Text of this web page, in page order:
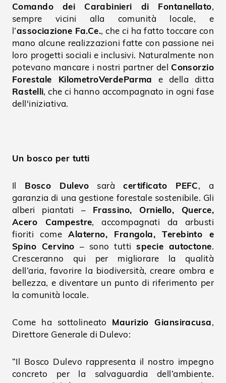
Comando dei Carabinieri di Fontanellato,
sempre vicini alla comunità locale, e
l’associazione Fa.Ce., che ci ha fatto toccare con
mano alcune realizzazioni fatte con passione nei
loro progetti sociali e inclusivi. Naturalmente non
potevano mancare i nostri partner del Consorzio
Forestale KilometroVerdeParma e della ditta
Rastelli, che ci hanno accompagnato in ogni fase
dell'iniziativa.
Un bosco per tutti
Il Bosco Dulevo saràcertificato PEFC, a
garanzia di una gestione forestale sostenibile. Gli
alberi piantati – Frassino, Orniello, Querce,
Acero Campestre, accompagnati da arbusti
fioriti comeAlaterno, Frangola, Terebinto e
Spino Cervino – sono tuttispecie autoctone.
Cresceranno qui per migliorare la qualità
dell’aria, favorire la biodiversità, creare ombra e
bellezza, e diventare un punto di riferimento per
la comunità locale.
Come ha sottolineato Maurizio Giansiracusa,
Direttore Generale di Dulevo:
“Il Bosco Dulevo rappresenta il nostro impegno
concreto per la salvaguardia dell’ambiente.